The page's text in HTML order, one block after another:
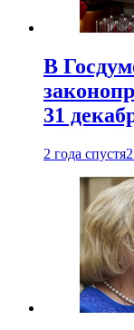
В
31
2 года спустя